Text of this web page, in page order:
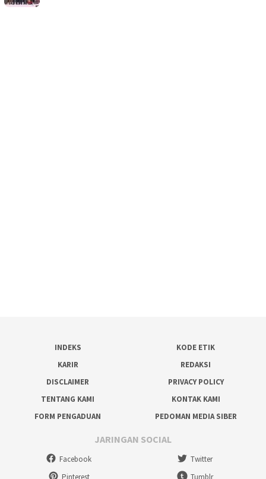
INDEKS
KODE ETIK
KARIR
REDAKSI
DISCLAIMER
PRIVACY POLICY
TENTANG KAMI
KONTAK KAMI
FORM PENGADUAN
PEDOMAN MEDIA SIBER
JARINGAN SOCIAL
Facebook
Twitter
Pinterest
Tumblr